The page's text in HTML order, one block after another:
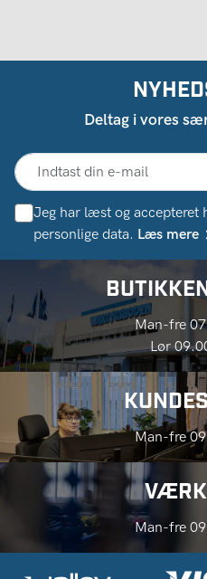
Deltag i vores
Jeg har læst og accepteret
personlige data. Læs mere
Man-fre
Lør
Man-fre
Man-fre